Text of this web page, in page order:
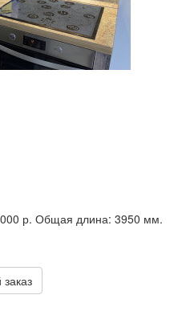
р. Общая длина: 3950 мм.